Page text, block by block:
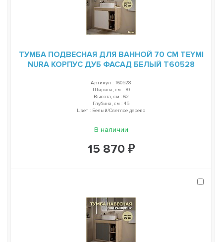
ТУМБА ПОДВЕСНАЯ ДЛЯ ВАННОЙ 70 СМ TEYMI
NURA КОРПУС ДУБ ФАСАД БЕЛЫЙ T60528
Артикул : T60528
Ширина, см : 70
Высота, см : 62
Глубина, см : 45
Цвет : Белый/Светлое дерево
В наличии
15 870 ₽